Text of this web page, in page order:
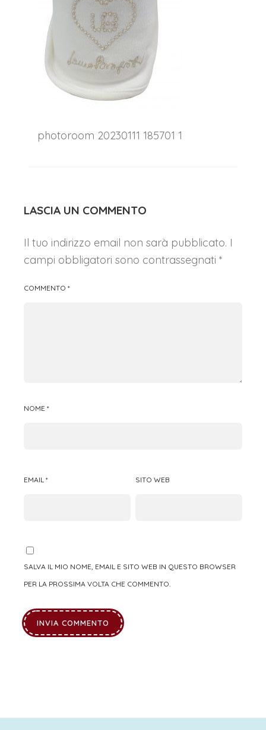
photoroom 20230111 185701 1
LASCIA UN COMMENTO
Il tuo indirizzo email non sarà pubblicato. I
campi obbligatori sono contrassegnati *
COMMENTO *
NOME *
EMAIL * SITO WEB
SALVA IL MIO NOME, EMAIL E SITO WEB IN QUESTO BROWSER
PER LA PROSSIMA VOLTA CHE COMMENTO.